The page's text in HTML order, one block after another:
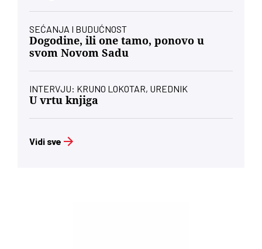
SEĆANJA I BUDUĆNOST
Dogodine, ili one tamo, ponovo u
svom Novom Sadu
INTERVJU: KRUNO LOKOTAR, UREDNIK
U vrtu knjiga
Vidi sve